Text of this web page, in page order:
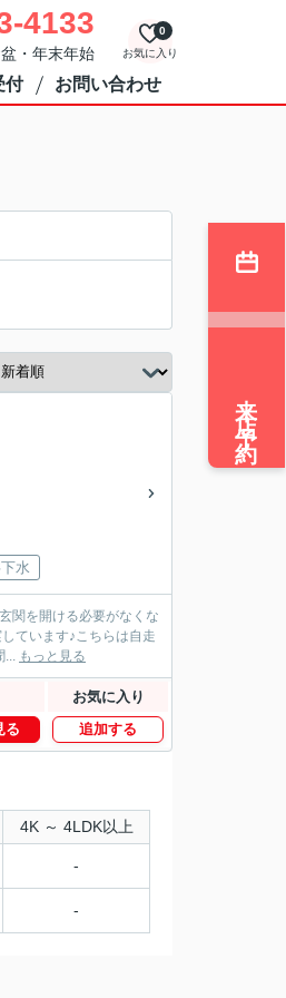
4133
・年末年始 お気に入り
0
付 お問い合わせ
水
関を開ける必要がなくな
ています♪こちらは自走
... もっと見る
お気に入り
る 追加する
4K ～ 4LDK以上
-
-
来店予約